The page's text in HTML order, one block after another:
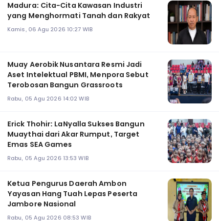
Madura: Cita-Cita Kawasan Industri
yang Menghormati Tanah dan Rakyat
Kamis, 06 Agu 2026 10:27 WIB
Muay Aerobik Nusantara Resmi Jadi
Aset Intelektual PBMI, Menpora Sebut
Terobosan Bangun Grassroots
Rabu, 05 Agu 2026 14:02 WIB
Erick Thohir: LaNyalla Sukses Bangun
Muaythai dari Akar Rumput, Target
Emas SEA Games
Rabu, 05 Agu 2026 13:53 WIB
Ketua Pengurus Daerah Ambon
Yayasan Hang Tuah Lepas Peserta
Jambore Nasional
Rabu, 05 Agu 2026 08:53 WIB